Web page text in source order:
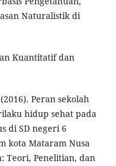
Naturalistik di
Kuantitatif dan
Peran sekolah
hidup sehat pada
di SD negeri 6
kota Mataram Nusa
Teori, Penelitian, dan